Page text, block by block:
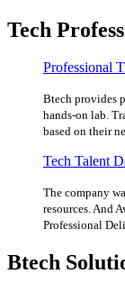
Tech
Professional
Btech provides
hands-on lab.
based on their
Tech Talent
The company
resources. And
Professional
Btech